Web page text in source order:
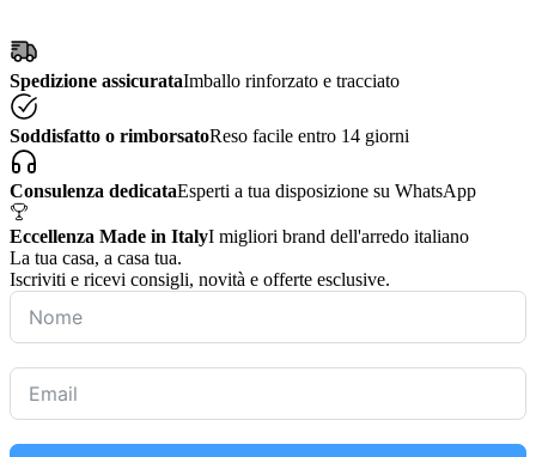
Spedizione assicurataImballo rinforzato e tracciato
Soddisfatto o rimborsatoReso facile entro 14 giorni
Consulenza dedicataEsperti a tua disposizione su WhatsApp
Eccellenza Made in ItalyI migliori brand dell'arredo italiano
La tua casa, a casa tua.
Iscriviti e ricevi consigli, novità e offerte esclusive.